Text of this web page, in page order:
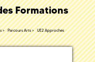
Formations
Parcours Arts
UE2 Approches